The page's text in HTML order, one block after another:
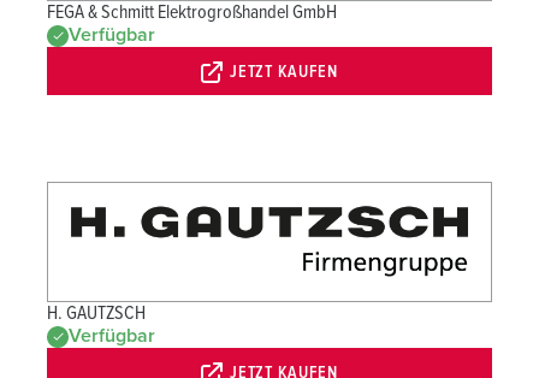
FEGA & Schmitt Elektrogroßhandel GmbH
Verfügbar
JETZT KAUFEN
H. GAUTZSCH
Verfügbar
JETZT KAUFEN